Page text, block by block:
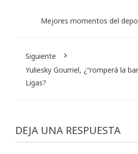
Mejores momentos del
Siguiente
Yuliesky Gourriel, ¿“romperá la
Ligas?
DEJA UNA RESPUESTA